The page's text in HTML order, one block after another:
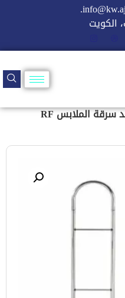
الكويت
/ بوابة ضد سرقة الملابس RF